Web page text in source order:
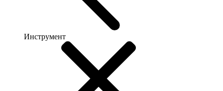
Инструмент